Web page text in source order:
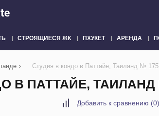
СТРОЯЩИЕСЯ ЖК ПХУКЕТ АРЕНДА
› Студия в кондо в Паттайе, Таиланд №
В ПАТТАЙЕ, ТАИЛАНД
Добавить к сравнению (0)